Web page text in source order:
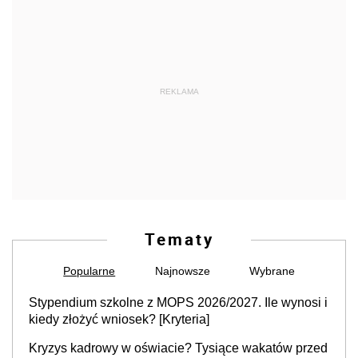
REKLAMA
Tematy
Popularne Najnowsze Wybrane
Stypendium szkolne z MOPS 2026/2027. Ile wynosi i
kiedy złożyć wniosek? [Kryteria]
Kryzys kadrowy w oświacie? Tysiące wakatów przed